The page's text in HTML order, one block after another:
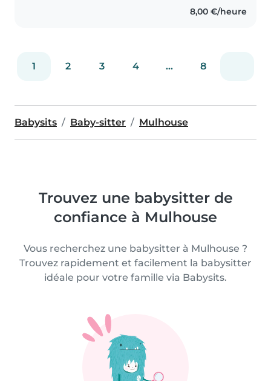
8,00 €/heure
1 2 3 4 ... 8
Babysits Baby-sitter Mulhouse
Trouvez une babysitter de
confiance à Mulhouse
Vous recherchez une babysitter à Mulhouse ?
Trouvez rapidement et facilement la babysitter
idéale pour votre famille via Babysits.